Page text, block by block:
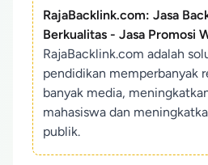
RajaBacklink.com: Jasa
Berkualitas - Jasa Promosi
RajaBacklink.com adalah
pendidikan memperbanyak
banyak media,
mahasiswa dan
publik.